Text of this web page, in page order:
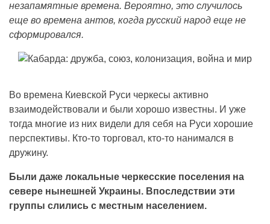
незапамятные времена. Вероятно, это случилось
еще во времена антов, когда русский народ еще не
сформировался.
Во времена Киевской Руси черкесы активно
взаимодействовали и были хорошо известны. И уже
тогда многие из них видели для себя на Руси хорошие
перспективы. Кто-то торговал, кто-то нанимался в
дружину.
Были даже локальные черкесские поселения на
севере нынешней Украины. Впоследствии эти
группы слились с местным населением.